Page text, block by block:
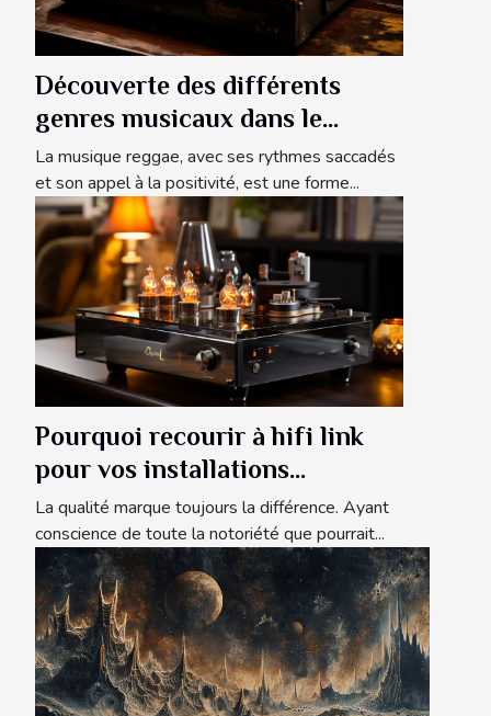
Découverte des différents
genres musicaux dans le
reggae : origines et évolutions
La musique reggae, avec ses rythmes saccadés
et son appel à la positivité, est une forme...
Pourquoi recourir à hifi link
pour vos installations
musicales ?
La qualité marque toujours la différence. Ayant
conscience de toute la notoriété que pourrait...